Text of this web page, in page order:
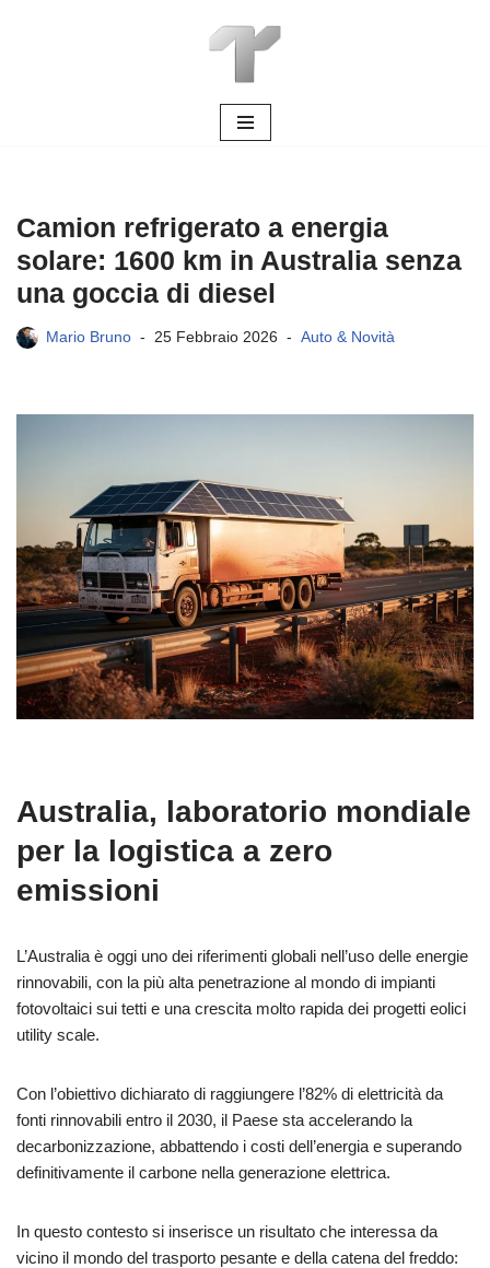
Camion refrigerato a energia
solare: 1600 km in Australia senza
una goccia di diesel
Mario Bruno 25 Febbraio 2026 Auto & Novità
Australia, laboratorio mondiale
per la logistica a zero
emissioni
L’Australia è oggi uno dei riferimenti globali nell’uso delle energie
rinnovabili, con la più alta penetrazione al mondo di impianti
fotovoltaici sui tetti e una crescita molto rapida dei progetti eolici
utility scale.
Con l’obiettivo dichiarato di raggiungere l’82% di elettricità da
fonti rinnovabili entro il 2030, il Paese sta accelerando la
decarbonizzazione, abbattendo i costi dell’energia e superando
definitivamente il carbone nella generazione elettrica.
In questo contesto si inserisce un risultato che interessa da
vicino il mondo del trasporto pesante e della catena del freddo: